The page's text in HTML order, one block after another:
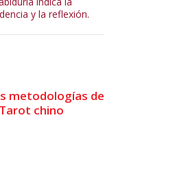
y la reflexión.
metodologías de
chino